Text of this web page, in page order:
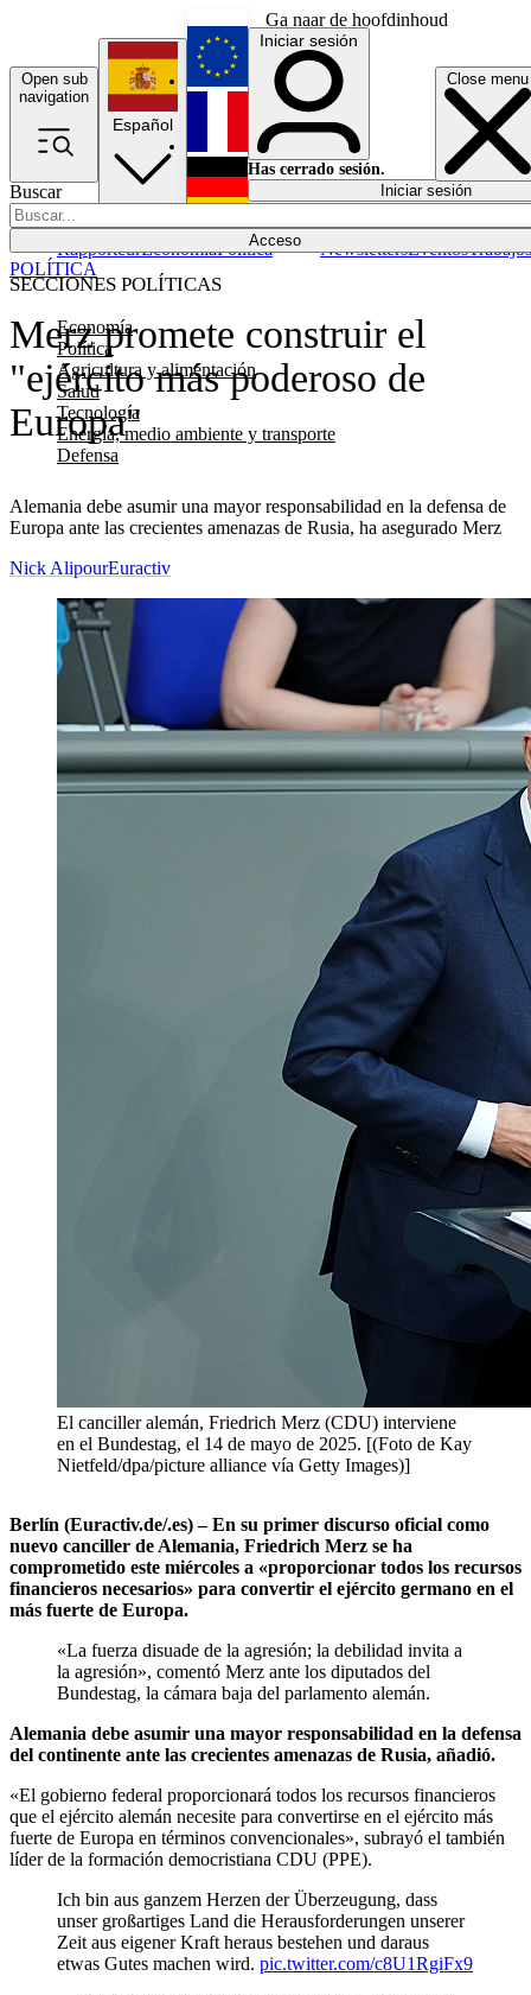
Ga naar de hoofdinhoud
Open sub
navigation
Close menu
Buscar
Acceso
SECCIONES POLÍTICAS
Economía
Política
Agricultura y alimentación
Salud
Tecnología
Energía, medio ambiente y transporte
Defensa
RapporteurEconomíaPolítica NewslettersEventosTrabajos
Español
English
Français
Iniciar sesión
Has cerrado sesión.
Iniciar sesión
Merz promete construir el
"ejército más poderoso de
Europa"
Alemania debe asumir una mayor responsabilidad en la defensa de
Europa ante las crecientes amenazas de Rusia, ha asegurado Merz
POLÍTICA
Nick AlipourEuractiv
El canciller alemán, Friedrich Merz (CDU) interviene
en el Bundestag, el 14 de mayo de 2025. [(Foto de Kay
Nietfeld/dpa/picture alliance vía Getty Images)]
Berlín (Euractiv.de/.es) – En su primer discurso oficial como
nuevo canciller de Alemania, Friedrich Merz se ha
comprometido este miércoles a «proporcionar todos los recursos
financieros necesarios» para convertir el ejército germano en el
más fuerte de Europa.
«La fuerza disuade de la agresión; la debilidad invita a
la agresión», comentó Merz ante los diputados del
Bundestag, la cámara baja del parlamento alemán.
Alemania debe asumir una mayor responsabilidad en la defensa
del continente ante las crecientes amenazas de Rusia, añadió.
«El gobierno federal proporcionará todos los recursos financieros
que el ejército alemán necesite para convertirse en el ejército más
fuerte de Europa en términos convencionales», subrayó el también
líder de la formación democristiana CDU (PPE).
Ich bin aus ganzem Herzen der Überzeugung, dass
unser großartiges Land die Herausforderungen unserer
Zeit aus eigener Kraft heraus bestehen und daraus
etwas Gutes machen wird. pic.twitter.com/c8U1RgiFx9